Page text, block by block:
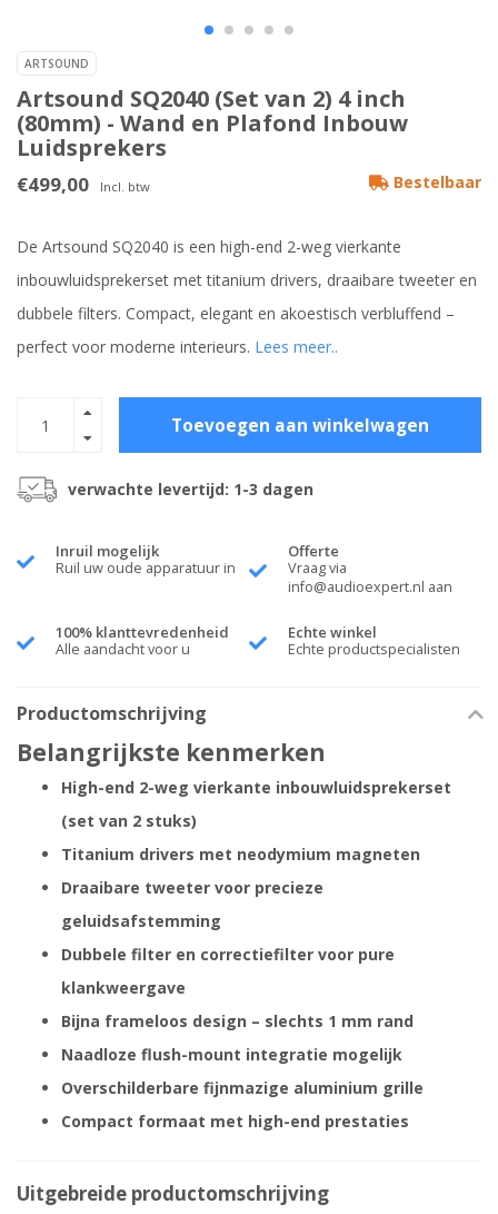
ARTSOUND
Artsound SQ2040 (Set van 2) 4 inch
(80mm) - Wand en Plafond Inbouw
Luidsprekers
€499,00 Incl. btw Bestelbaar
De Artsound SQ2040 is een high-end 2-weg vierkante
inbouwluidsprekerset met titanium drivers, draaibare tweeter en
dubbele filters. Compact, elegant en akoestisch verbluffend –
perfect voor moderne interieurs. Lees meer..
Toevoegen aan winkelwagen
verwachte levertijd: 1-3 dagen
Inruil mogelijk
Ruil uw oude apparatuur in
Offerte
Vraag via
info@audioexpert.nl aan
100% klanttevredenheid
Alle aandacht voor u
Echte winkel
Echte productspecialisten
Productomschrijving
Belangrijkste kenmerken
High-end 2-weg vierkante inbouwluidsprekerset
(set van 2 stuks)
Titanium drivers met neodymium magneten
Draaibare tweeter voor precieze
geluidsafstemming
Dubbele filter en correctiefilter voor pure
klankweergave
Bijna frameloos design – slechts 1 mm rand
Naadloze flush-mount integratie mogelijk
Overschilderbare fijnmazige aluminium grille
Compact formaat met high-end prestaties
Uitgebreide productomschrijving